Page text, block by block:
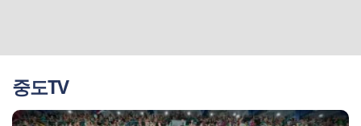
중도TV